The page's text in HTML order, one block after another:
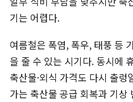
기는 어렵다.
여름철은 폭염, 폭우, 태풍 등
을 줄 수 있는 시기다. 동시에
축산물·외식 가격도 다시 출
가는 축산물 공급 회복과 기상